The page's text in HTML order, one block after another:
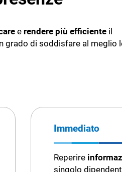
ALTRI
e rendere più efficienteil
grado di soddisfare al meglio
Immediato
Reperire
singolo